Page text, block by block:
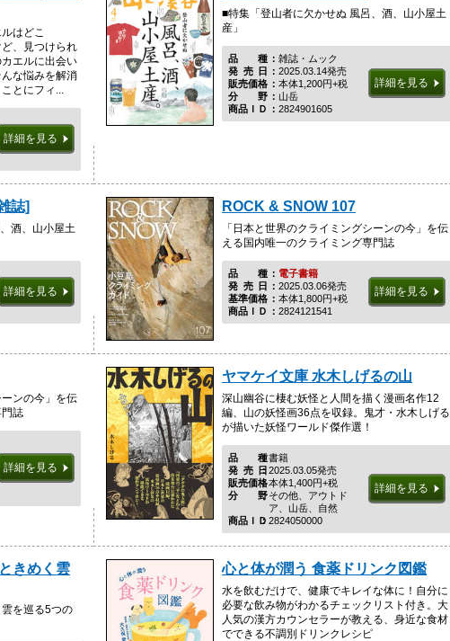
はどこ
、見つけられ
エルに出会い
な悩みを解消
とにフィ...
詳細を見る
■特集「登山者に欠かせぬ 風呂、酒、山小屋土
産」
品種雑誌・ムック
発売日 2025.03.14発売
販売価格
本体1,200円+税
分野山岳
商品ＩＤ
2824901605
詳細を見る
誌]
酒、山小屋土
詳細を見る
ROCK & SNOW 107
「日本と世界のクライミングシーンの今」を伝
える国内唯一のクライミング専門誌
品種電子書籍
発売日 2025.03.06発売
基準価格
本体1,800円+税
商品ＩＤ
2824121541
詳細を見る
ーンの今」を伝
誌
詳細を見る
ヤマケイ文庫 水木しげるの山
深山幽谷に棲む妖怪と人間を描く漫画名作12
編、山の妖怪画36点を収録。鬼才・水木しげる
が描いた妖怪ワールド傑作選！
品種
書籍
発売日2025.03.05発売
販売価格本体1,400円+税
分野その他、アウトド
ア、山岳、自然
商品ＩＤ 2824050000
詳細を見る
きめく雲
を巡る5つの
心と体が潤う 食薬ドリンク図鑑
水を飲むだけで、健康でキレイな体に！自分に
必要な飲み物がわかるチェックリスト付き。大
人気の漢方カウンセラーが教える、身近な食材
でできる不調別ドリンクレシピ